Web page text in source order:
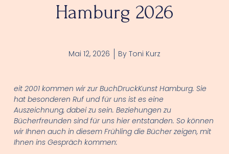
Hamburg 2026
Mai 12, 2026 By Toni Kurz
eit 2001 kommen wir zur BuchDruckKunst Hamburg. Sie
hat besonderen Ruf und für uns ist es eine
Auszeichnung, dabei zu sein. Beziehungen zu
Bücherfreunden sind für uns hier entstanden. So können
wir Ihnen auch in diesem Frühling die Bücher zeigen, mit
Ihnen ins Gespräch kommen: